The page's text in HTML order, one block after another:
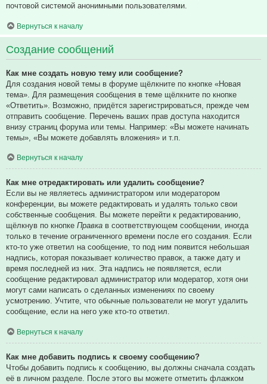
почтовой системой анонимными пользователями.
Вернуться к началу
Создание сообщений
Как мне создать новую тему или сообщение?
Для создания новой темы в форуме щёлкните по кнопке «Новая
тема». Для размещения сообщения в теме щёлкните по кнопке
«Ответить». Возможно, придётся зарегистрироваться, прежде чем
отправить сообщение. Перечень ваших прав доступа находится
внизу страниц форума или темы. Например: «Вы можете начинать
темы», «Вы можете добавлять вложения» и т.п.
Вернуться к началу
Как мне отредактировать или удалить сообщение?
Если вы не являетесь администратором или модератором
конференции, вы можете редактировать и удалять только свои
собственные сообщения. Вы можете перейти к редактированию,
щёлкнув по кнопке Правка в соответствующем сообщении, иногда
только в течение ограниченного времени после его создания. Если
кто-то уже ответил на сообщение, то под ним появится небольшая
надпись, которая показывает количество правок, а также дату и
время последней из них. Эта надпись не появляется, если
сообщение редактировал администратор или модератор, хотя они
могут сами написать о сделанных изменениях по своему
усмотрению. Учтите, что обычные пользователи не могут удалить
сообщение, если на него уже кто-то ответил.
Вернуться к началу
Как мне добавить подпись к своему сообщению?
Чтобы добавить подпись к сообщению, вы должны сначала создать
её в личном разделе. После этого вы можете отметить флажком